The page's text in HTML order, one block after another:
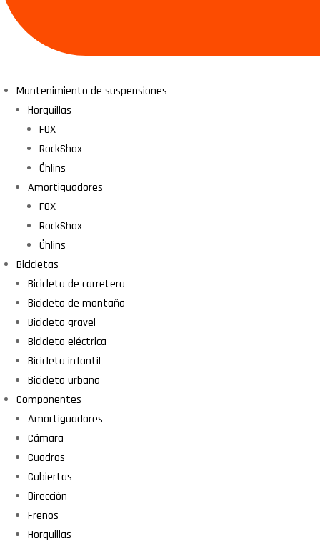
Mantenimiento de suspensiones
Horquillas
FOX
RockShox
Öhlins
Amortiguadores
FOX
RockShox
Öhlins
Bicicletas
Bicicleta de carretera
Bicicleta de montaña
Bicicleta gravel
Bicicleta eléctrica
Bicicleta infantil
Bicicleta urbana
Componentes
Amortiguadores
Cámara
Cuadros
Cubiertas
Dirección
Frenos
Horquillas